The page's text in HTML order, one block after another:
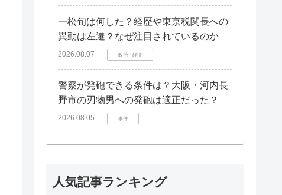
一松旬は何した？経歴や東京税関長への
異動は左遷？なぜ注目されているのか
2026.08.07 政治・経済
警察が発砲できる条件は？大阪・河内長
野市の刃物男への発砲は適正だった？
2026.08.05 事件
人気記事ランキング